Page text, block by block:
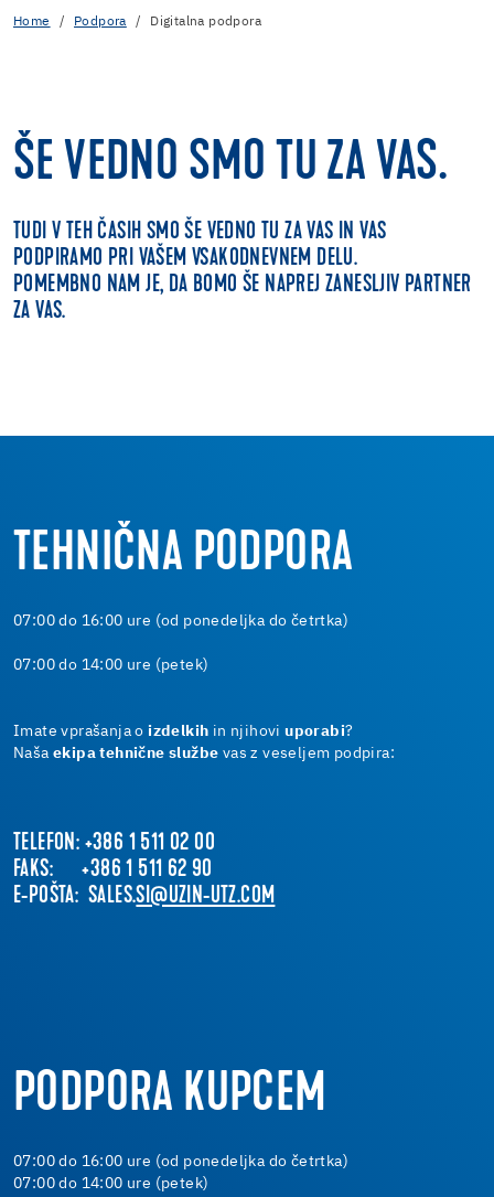
Home Podpora Digitalna podpora
ŠE VEDNO SMO TU ZA VAS.
TUDI V TEH ČASIH SMO ŠE VEDNO TU ZA VAS IN VAS
PODPIRAMO PRI VAŠEM VSAKODNEVNEM DELU.
POMEMBNO NAM JE, DA BOMO ŠE NAPREJ ZANESLJIV PARTNER
ZA VAS.
TEHNIČNA PODPORA
07:00 do 16:00 ure (od ponedeljka do četrtka)
07:00 do 14:00 ure (petek)
Imate vprašanja oizdelkih in njihoviuporabi?
Naša ekipa tehnične službe vas z veseljem podpira:
TELEFON: +386 1 511 02 00
FAKS: +386 1 511 62 90
E-POŠTA: SALES.SI@UZIN-UTZ.COM
PODPORA KUPCEM
07:00 do 16:00 ure (od ponedeljka do četrtka)
07:00 do 14:00 ure (petek)